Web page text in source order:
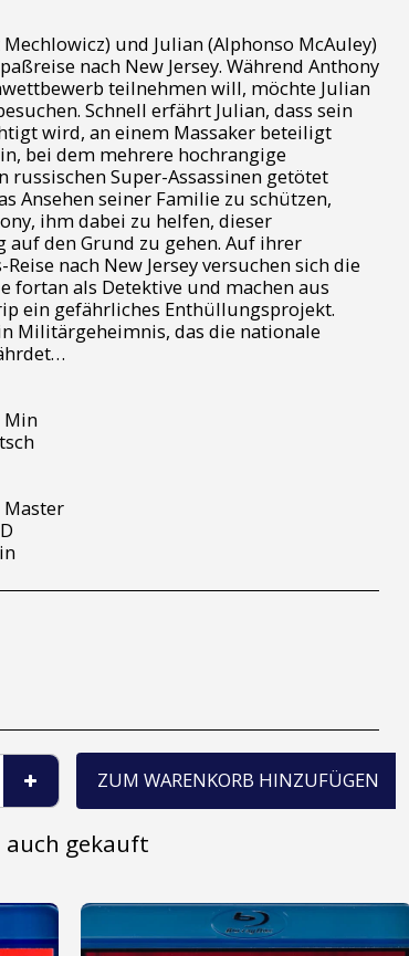
und Julian (Alphonso McAuley)
nach New Jersey. Während Anthony
teilnehmen will, möchte Julian
Schnell erfährt Julian, dass sein
wird, an einem Massaker beteiligt
bei dem mehrere hochrangige
russischen Super-Assassinen getötet
Ansehen seiner Familie zu schützen,
ihm dabei zu helfen, dieser
auf den Grund zu gehen. Auf ihrer
nach New Jersey versuchen sich die
fortan als Detektive und machen aus
ein gefährliches Enthüllungsprojekt.
Militärgeheimnis, das die nationale
Min
ZUM WARENKORB HINZUFÜGEN
auch gekauft